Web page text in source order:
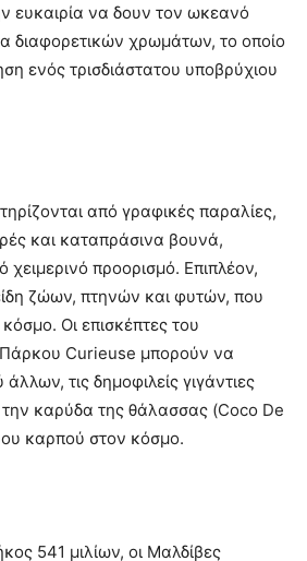
ευκαιρία να δουν τον ωκεανό
χρωμάτων, το οποίο
ενός τρισδιάστατου υποβρύχιου
από γραφικές παραλίες,
και καταπράσινα βουνά,
χειμερινό προορισμό. Επιπλέον,
ζώων, πτηνών και φυτών, που
Οι επισκέπτες του
Curieuse μπορούν να
τις δημοφιλείς γιγάντιες
καρύδα της θάλασσας (Coco De
καρπού στον κόσμο.
541 μιλίων, οι Μαλδίβες